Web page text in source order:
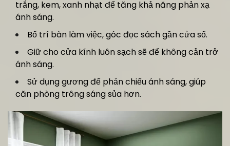
trắng, kem, xanh nhạt để tăng khả năng phản xạ
ánh sáng.
Bố trí bàn làm việc, góc đọc sách gần cửa sổ.
Giữ cho cửa kính luôn sạch sẽ để không cản trở
ánh sáng.
Sử dụng gương để phản chiếu ánh sáng, giúp
căn phòng trông sáng sủa hơn.